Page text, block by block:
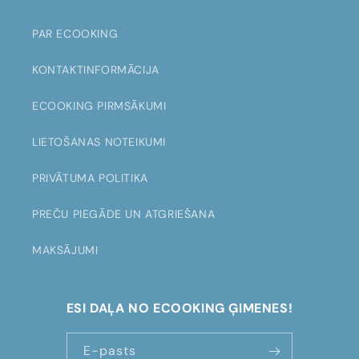
PAR ECOOKING
KONTAKTINFORMĀCIJA
ECOOKING PIRMSĀKUMI
LIETOŠANAS NOTEIKUMI
PRIVĀTUMA POLITIKA
PREČU PIEGĀDE UN ATGRIEŠANA
MAKSĀJUMI
ESI DAĻA NO ECOOKING ĢIMENES!
E-pasts